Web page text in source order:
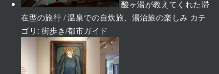
酸ヶ湯が教えてくれた滞
在型の旅行 / 温泉での自炊旅、湯治旅の楽しみ カテ
ゴリ: 街歩き/都市ガイド